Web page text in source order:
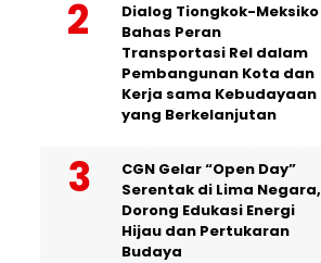
Dialog Tiongkok-Meksiko
Bahas Peran
Transportasi Rel dalam
Pembangunan Kota dan
Kerja sama Kebudayaan
yang Berkelanjutan
CGN Gelar “Open Day”
Serentak di Lima Negara,
Dorong Edukasi Energi
Hijau dan Pertukaran
Budaya